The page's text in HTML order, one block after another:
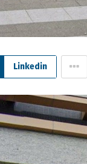
Linkedin